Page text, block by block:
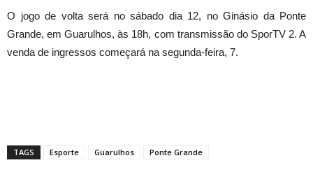
O jogo de volta será no sábado dia 12, no Ginásio da Ponte
Grande, em Guarulhos, às 18h, com transmissão do SporTV 2. A
venda de ingressos começará na segunda-feira, 7.
TAGS Esporte Guarulhos Ponte Grande